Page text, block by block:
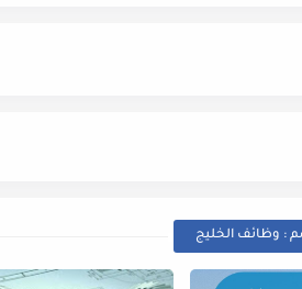
: وظائف الخليج